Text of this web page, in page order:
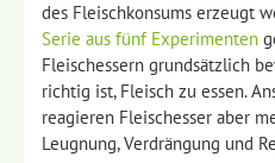
des Fleischkonsums erzeugt
Serie aus fünf Experimenten
Fleischessern grundsätzlich
richtig ist, Fleisch zu essen.
reagieren Fleischesser aber
Leugnung, Verdrängung und